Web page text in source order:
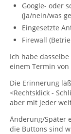
Google- oder
(ja/nein/was
Eingesetzte
Firewall
Ich habe
einem Termin von
Die Erinnerung
<Rechtsklick -
aber mit jeder
Änderung/Später
die Buttons sind